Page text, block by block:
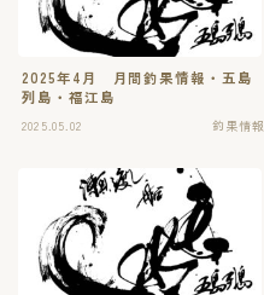
2025年4月 月間釣果情報・五島
列島・福江島
2025.05.02 釣果情報